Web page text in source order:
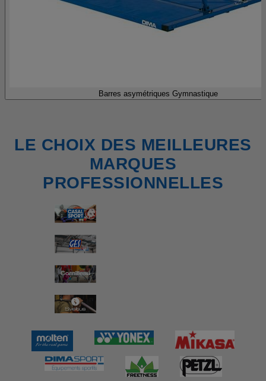
Barres asymétriques Gymnastique
LE CHOIX DES MEILLEURES
MARQUES
PROFESSIONNELLES